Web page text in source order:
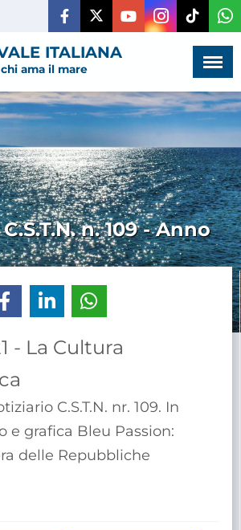
ITALIANA
ama il mare
n. 109 - Anno
- La Cultura
C.S.T.N. nr. 109. In
e grafica Bleu Passion:
delle Repubbliche
Menù ×
HOME
CHI SIAMO
LA VITA
DELL'ASSOCIAZIONE
COMUNICAZIONE,
PROGETTI ED EDITORIA
AMMINISTRAZIONE